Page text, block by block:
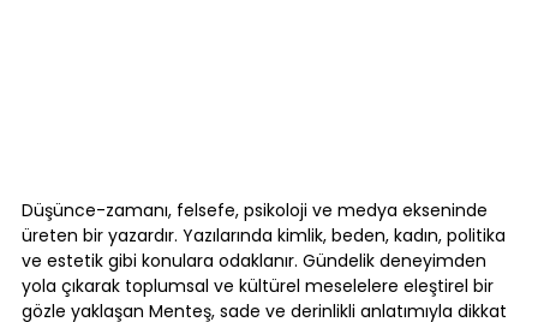
Düşünce-zamanı, felsefe, psikoloji ve medya ekseninde
üreten bir yazardır. Yazılarında kimlik, beden, kadın, politika
ve estetik gibi konulara odaklanır. Gündelik deneyimden
yola çıkarak toplumsal ve kültürel meselelere eleştirel bir
gözle yaklaşan Menteş, sade ve derinlikli anlatımıyla dikkat